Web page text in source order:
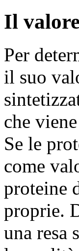
Il
Per
il suo
che
Se le
come
proteine
proprie.
una resa